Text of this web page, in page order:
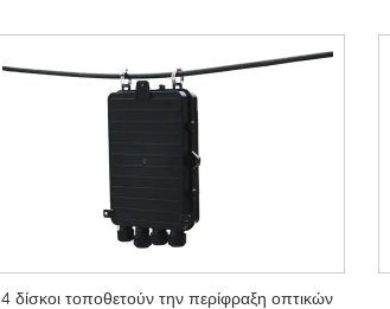
4 δίσκοι τοποθετούν την περίφραξη οπτικών